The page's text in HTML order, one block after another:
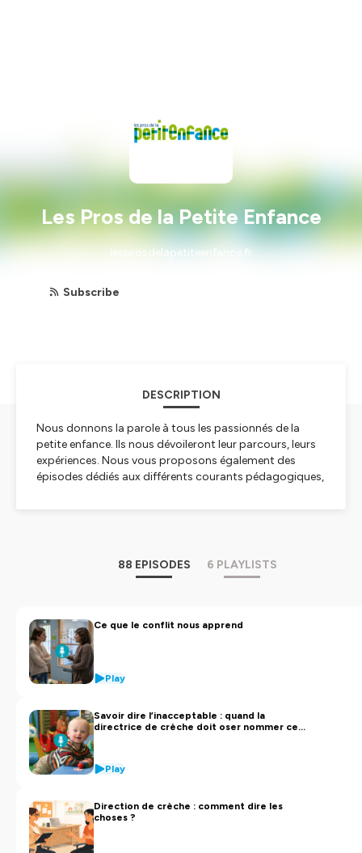
Les Pros de la Petite Enfance
lesprosdelapetiteenfance.fr
Subscribe
DESCRIPTION
Nous donnons la parole à tous les passionnés de la
petite enfance. Ils nous dévoileront leur parcours, leurs
expériences. Nous vous proposons également des
épisodes dédiés aux différents courants pédagogiques,
Hébergé par Ausha. Visitez ausha.co/politique-de-
pour plus d'informations.
88 EPISODES 6 PLAYLISTS
Ce que le conflit nous apprend
Play
Savoir dire l’inacceptable : quand la
directrice de crèche doit oser nommer ce
Play
Direction de crèche : comment dire les
choses ?